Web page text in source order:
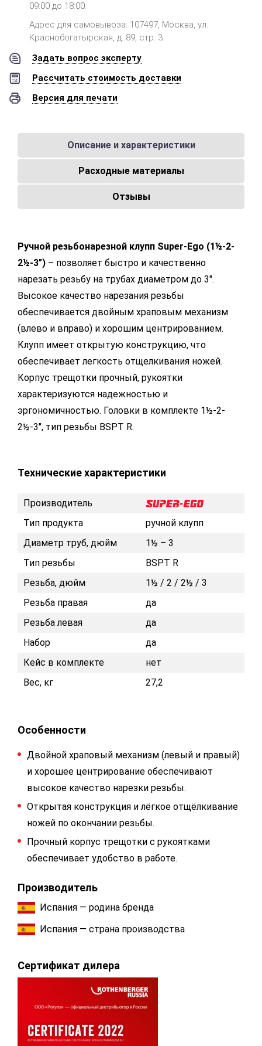
09:00 до 18:00.
Адрес для самовывоза: 107497, Москва, ул.
Краснобогатырская, д. 89, стр. 3.
Задать вопрос эксперту
Рассчитать стоимость доставки
Версия для печати
Описание и характеристики
Расходные материалы
Отзывы
Ручной резьбонарезной клупп Super-Ego (1½-2-
2½-3") – позволяет быстро и качественно
нарезать резьбу на трубах диаметром до 3".
Высокое качество нарезания резьбы
обеспечивается двойным храповым механизм
(влево и вправо) и хорошим центрированием.
Клупп имеет открытую конструкцию, что
обеспечивает легкость отщелкивания ножей.
Корпус трещотки прочный, рукоятки
характеризуются надежностью и
эргономичностью. Головки в комплекте 1½-2-
2½-3", тип резьбы BSPT R.
Технические характеристики
Производитель
Тип продукта
ручной клупп
Диаметр труб, дюйм
1½ – 3
Тип резьбы
BSPT R
Резьба, дюйм
1½ / 2 / 2½ / 3
Резьба правая
да
Резьба левая
да
Набор
да
Кейс в комплекте
нет
Вес, кг
27,2
Особенности
Двойной храповый механизм (левый и правый)
и хорошее центрирование обеспечивают
высокое качество нарезки резьбы.
Открытая конструкция и лёгкое отщёлкивание
ножей по окончании резьбы.
Прочный корпус трещотки с рукоятками
обеспечивает удобство в работе.
Производитель
Испания — родина бренда
Испания — страна производства
Сертификат дилера